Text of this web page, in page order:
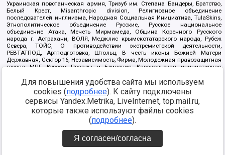
Украинская повстанческая армия, Тризуб им. Степана Бандеры, Братство,
Белый Крест, Misanthropic division, Религиозное объединение
последователей инглиизма, Народная Социальная Инициатива, TulaSkins,
Этнополитическое объединение Русские, Русское национальное
объединение Атака, Мечеть Мирмамеда, Община Коренного Русского
народа г. Астрахани, ВОЛЯ, Меджлис крымскотатарского народа, Рубеж
Севера, ТОЙС, О противодействии экстремистской деятельности,
РЕВТАТПОД, Артподготовка, Штольц, В честь иконы Божией Матери
Державная, Сектор 16, Независимость, Фирма, Молодежная правозащитная
группа МПГ, Курсом Правды и Единения, Каракольская инициативная
Благотворительный пансионат Ак Умут, Русская республика Русь,
Арестантское уголовное единство, Башкорт, Нация и свобода, W.H.С., Фалунь
Дафа, Иртыш Ultras, Русский Патриотический клуб-Новокузнецк/РПК,
Сибирский державный союз, Фонд борьбы с коррупцией, Фонд защиты прав
граждан, Штабы Навального, Совет граждан СССР Прикубанского округа г.
Краснодара
https://minjust.gov.ru/ru/documents/7822/
Для повышения удобства сайта мы используем
cookies (подробнее). К сайту подключены
сервисы Yandex.Metrika, LiveInternet, top.mail.ru,
которые также используют файлы cookies
(подробнее).
Я согласен/согласна